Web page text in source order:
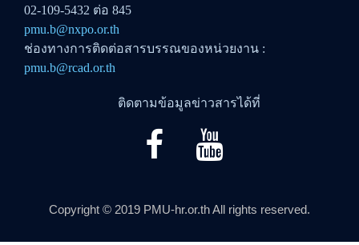
02-109-5432 ต่อ 845
pmu.b@nxpo.or.th
ช่องทางการติดต่อสารบรรณของหน่วยงาน :
pmu.b@rcad.or.th
ติดตามข้อมูลข่าวสารได้ที่
Copyright © 2019 PMU-hr.or.th All rights reserved.